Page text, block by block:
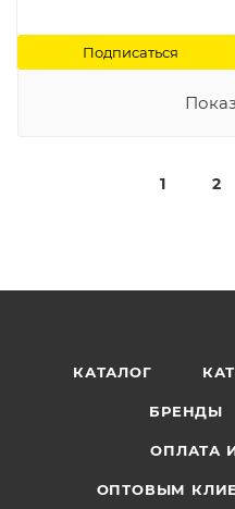
Подписаться
1 2
КАТАЛОГ
БРЕНДЫ
ОПЛАТА
ОПТОВЫМ